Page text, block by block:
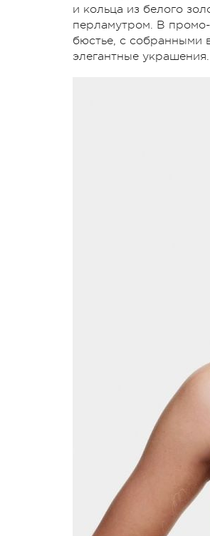
и кольца из белого
перламутром. В
бюстье, с собранными
элегантные украшения.